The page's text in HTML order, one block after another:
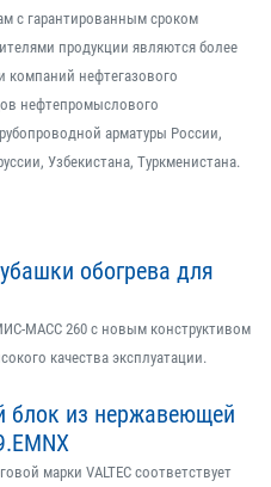
с гарантированным сроком
продукции являются более
компаний нефтегазового
нефтепромыслового
арматуры России,
Узбекистана, Туркменистана.
обогрева для
МАСС 260 с новым конструктивом
качества эксплуатации.
блок из нержавеющей
марки VALTEC соответствует